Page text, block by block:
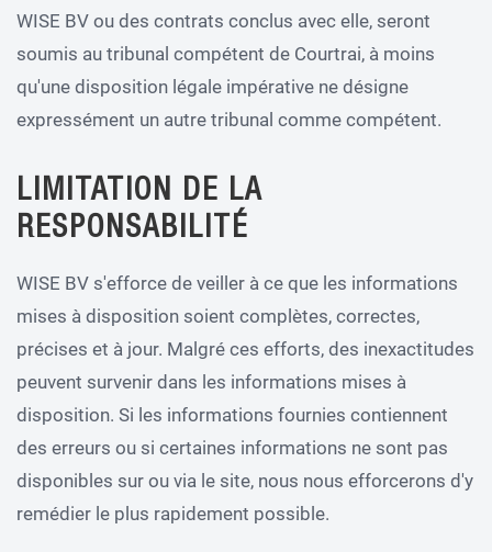
WISE BV ou des contrats conclus avec elle, seront
soumis au tribunal compétent de Courtrai, à moins
qu'une disposition légale impérative ne désigne
expressément un autre tribunal comme compétent.
LIMITATION DE LA
RESPONSABILITÉ
WISE BV s'efforce de veiller à ce que les informations
mises à disposition soient complètes, correctes,
précises et à jour. Malgré ces efforts, des inexactitudes
peuvent survenir dans les informations mises à
disposition. Si les informations fournies contiennent
des erreurs ou si certaines informations ne sont pas
disponibles sur ou via le site, nous nous efforcerons d'y
remédier le plus rapidement possible.